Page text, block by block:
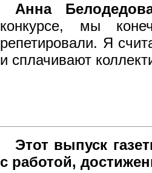
Анна
конкурсе, мы
репетировали. Я
и сплачивают
Этот выпуск
с работой,